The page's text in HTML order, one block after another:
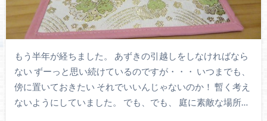
もう半年が経ちました。 あずきの引越しをしなければなら
ない ずーっと思い続けているのですが・・・ いつまでも、
傍に置いておきたい それでいいんじゃないのか！ 暫く考え
ないようにしていました。 でも、でも、 庭に素敵な場所…